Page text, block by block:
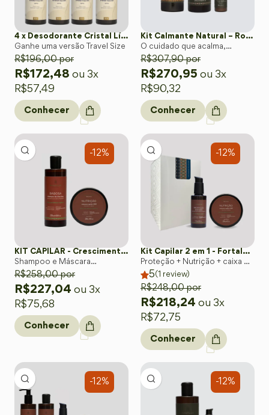
4 x Desodorante Cristal Líquido 115ml
Ganhe uma versão Travel Size
R$196,00por
R$172,48 ou 3x
R$57,49
Conhecer
Kit Calmante Natural – Rotina Hipoalergênica para Peles Sensíveis
O cuidado que acalma,
regenera e protege —
naturalmente.
R$307,90por
R$270,95 ou 3x
R$90,32
Conhecer
-12%
KIT CAPILAR - Crescimento e Recuperação
Shampoo e Máscara
Condicionante
R$258,00por
R$227,04 ou 3x
R$75,68
Conhecer
-12%
Kit Capilar 2 em 1 - Fortalecedor, Antifrizz e Hidratante
Proteção + Nutrição + caixa de
presente
5(1 review)
R$248,00por
R$218,24 ou 3x
R$72,75
Conhecer
-12% -12%